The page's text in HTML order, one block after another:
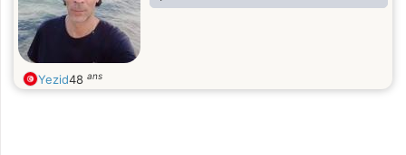
Yezid48 ans